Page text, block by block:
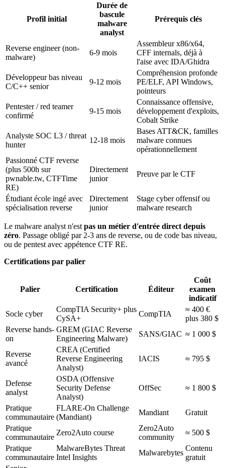
Profil initial
Durée de
bascule
malware
analyst
Prérequis clés
Reverse engineer (non-
malware)
6-9 mois
Assembleur x86/x64,
CFF internals, déjà à
l'aise avec IDA/Ghidra
Développeur bas niveau
C/C++ senior
9-12 mois
Compréhension profonde
PE/ELF, API Windows,
pointeurs
Pentester / red teamer
confirmé
9-15 mois
Connaissance offensive,
développement d'exploits,
Cobalt Strike
Analyste SOC L3 / threat
hunter
12-18 mois
Bases ATT&CK, familles
malware connues
opérationnellement
Passionné CTF reverse
(plus 500h sur
pwnable.tw, CTFTime
RE)
Directement
junior
Preuve par le CTF
Étudiant école ingé avec
spécialisation reverse
Directement
junior
Stage cyber offensif ou
malware research
Le malware analyst n'est pas un métier d'entrée direct depuis
zéro. Passage obligé par 2-3 ans de reverse, ou de code bas niveau,
ou de pentest avec appétence CTF RE.
Certifications par palier
Palier Certification Éditeur
Coût
examen
indicatif
Socle cyber
CompTIA Security+ plus
CySA+
CompTIA
≈ 400 €
plus 380 $
Reverse hands-
on
GREM (GIAC Reverse
Engineering Malware)
SANS/GIAC ≈ 1 000 $
Reverse
avancé
CREA (Certified
Reverse Engineering
Analyst)
IACIS ≈ 795 $
Defense
analyst
OSDA (Offensive
Security Defense
Analyst)
OffSec ≈ 1 800 $
Pratique
communautaire
FLARE-On Challenge
(Mandiant)
Mandiant
Gratuit
Pratique
communautaire
Zero2Auto course
Zero2Auto
community
≈ 500 $
Pratique
communautaire
MalwareBytes Threat
Intel Insights
Malwarebytes
Contenu
gratuit